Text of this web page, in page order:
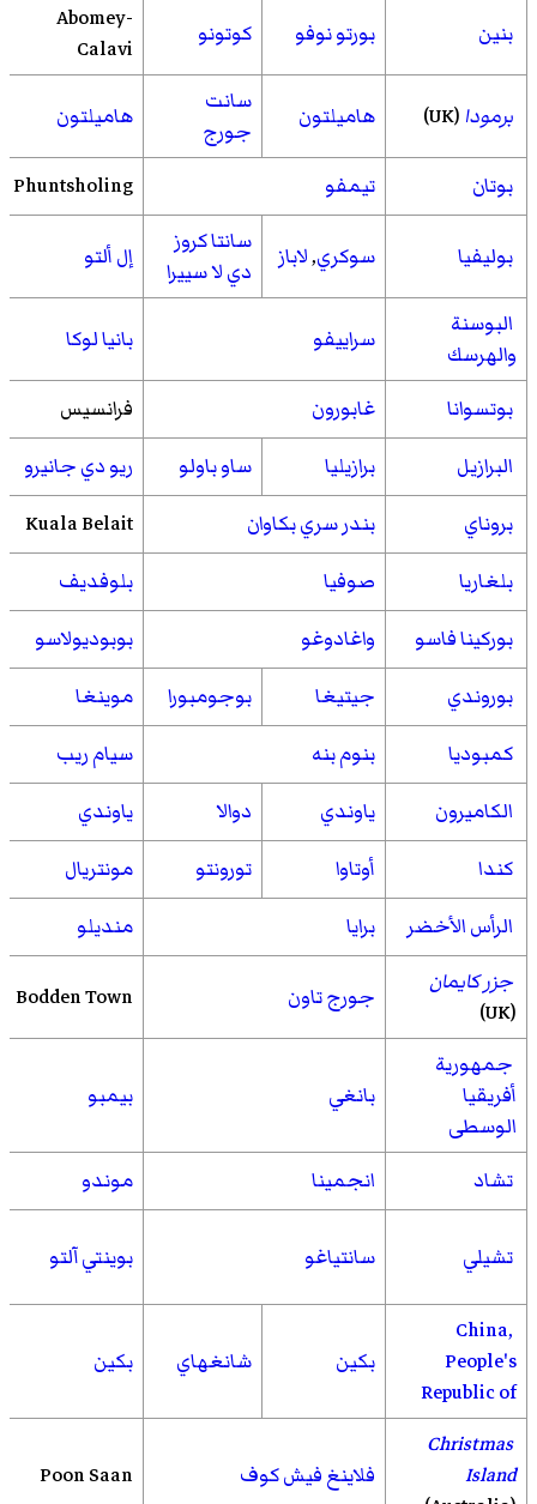
بنين بورتو نوفو كوتونو
Abomey-
Calavi
برمودا (UK) هاميلتون
سانت
جورج
هاميلتون
بوتان تيمفو Phuntsholing
بوليفيا سوكري,لاباز
سانتا كروز
دي لا سييرا
إل ألتو
البوسنة
والهرسك
سراييفو بانيا لوكا
بوتسوانا غابورون
فرانسيس
البرازيل
برازيليا ساو باولو
ريو دي جانيرو
بروناي
بندر سري بكاوان
Kuala Belait
بلغاريا
صوفيا
بلوفديف
بوركينا فاسو
واغادوغو
بوبوديولاسو
بوروندي
جيتيغا بوجومبورا
موينغا
كمبوديا
بنوم بنه
سيام ريب
الكاميرون
ياوندي دوالا
ياوندي
كندا
أوتاوا تورونتو
مونتريال
الرأس الأخضر
برايا
منديلو
جزر كايمان
(UK)
جورج تاون Bodden Town
جمهورية
أفريقيا
الوسطى
بانغي بيمبو
تشاد انجمينا موندو
تشيلي سانتياغو بوينتي آلتو
China,
People's
Republic of
بكين شانغهاي بكين
Christmas
Island
فلاينغ فيش كوف Poon Saan